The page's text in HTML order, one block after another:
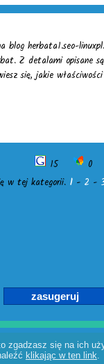
blog herbata1.seo-
Z detalami opisane są
się, jakie
15 0
w tej kategorii. 1 - 2 -
zgadzasz się na ich
klikając w ten link.